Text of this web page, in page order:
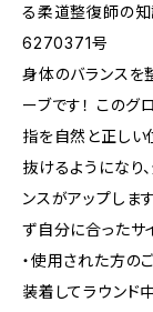
る柔道整復師
6270371号
身体のバランスを
ーブです！ このグ
指を自然と正しい
抜けるようになり
ンスがアップしま
ず自分に合ったサ
・使用された方の
装着してラウンド